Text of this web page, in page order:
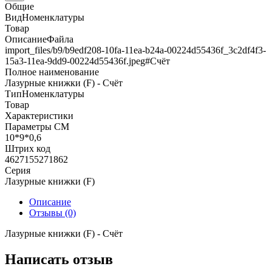
Общие
ВидНоменклатуры
Товар
ОписаниеФайла
import_files/b9/b9edf208-10fa-11ea-b24a-00224d55436f_3c2df4f3-
15a3-11ea-9dd9-00224d55436f.jpeg#Счёт
Полное наименование
Лазурные книжки (F) - Счёт
ТипНоменклатуры
Товар
Характеристики
Параметры СМ
10*9*0,6
Штрих код
4627155271862
Серия
Лазурные книжки (F)
Описание
Отзывы (0)
Лазурные книжки (F) - Счёт
Написать отзыв